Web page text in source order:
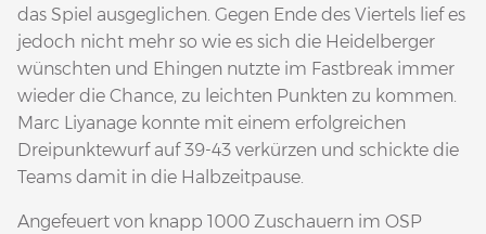
das Spiel ausgeglichen. Gegen Ende des Viertels lief es
jedoch nicht mehr so wie es sich die Heidelberger
wünschten und Ehingen nutzte im Fastbreak immer
wieder die Chance, zu leichten Punkten zu kommen.
Marc Liyanage konnte mit einem erfolgreichen
Dreipunktewurf auf 39-43 verkürzen und schickte die
Teams damit in die Halbzeitpause.
Angefeuert von knapp 1000 Zuschauern im OSP